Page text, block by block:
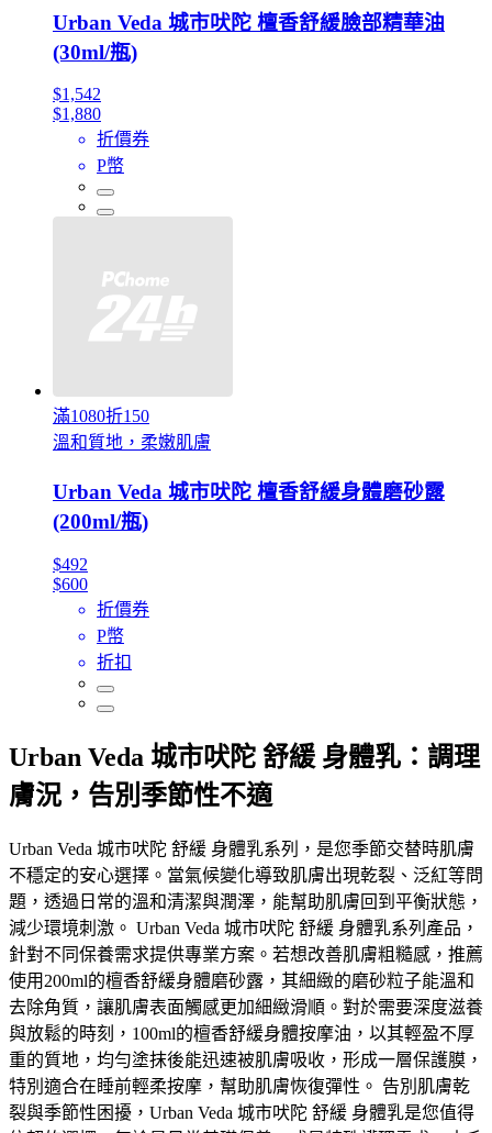
Urban Veda 城市吠陀 檀香舒緩臉部精華油
(30ml/瓶)
$1,542
$1,880
折價券
P幣
滿1080折150
溫和質地，柔嫩肌膚
Urban Veda 城市吠陀 檀香舒緩身體磨砂露
(200ml/瓶)
$492
$600
折價券
P幣
折扣
Urban Veda 城市吠陀 舒緩 身體乳：調理
膚況，告別季節性不適
Urban Veda 城市吠陀 舒緩 身體乳系列，是您季節交替時肌膚
不穩定的安心選擇。當氣候變化導致肌膚出現乾裂、泛紅等問
題，透過日常的溫和清潔與潤澤，能幫助肌膚回到平衡狀態，
減少環境刺激。 Urban Veda 城市吠陀 舒緩 身體乳系列產品，
針對不同保養需求提供專業方案。若想改善肌膚粗糙感，推薦
使用200ml的檀香舒緩身體磨砂露，其細緻的磨砂粒子能溫和
去除角質，讓肌膚表面觸感更加細緻滑順。對於需要深度滋養
與放鬆的時刻，100ml的檀香舒緩身體按摩油，以其輕盈不厚
重的質地，均勻塗抹後能迅速被肌膚吸收，形成一層保護膜，
特別適合在睡前輕柔按摩，幫助肌膚恢復彈性。 告別肌膚乾
裂與季節性困擾，Urban Veda 城市吠陀 舒緩 身體乳是您值得